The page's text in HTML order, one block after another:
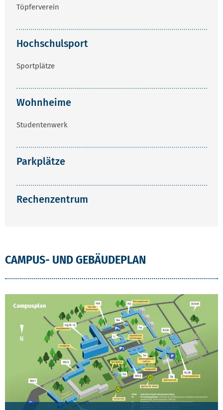
Töpferverein
Hochschulsport
Sportplätze
Wohnheime
Studentenwerk
Parkplätze
Rechenzentrum
CAMPUS- UND GEBÄUDEPLAN